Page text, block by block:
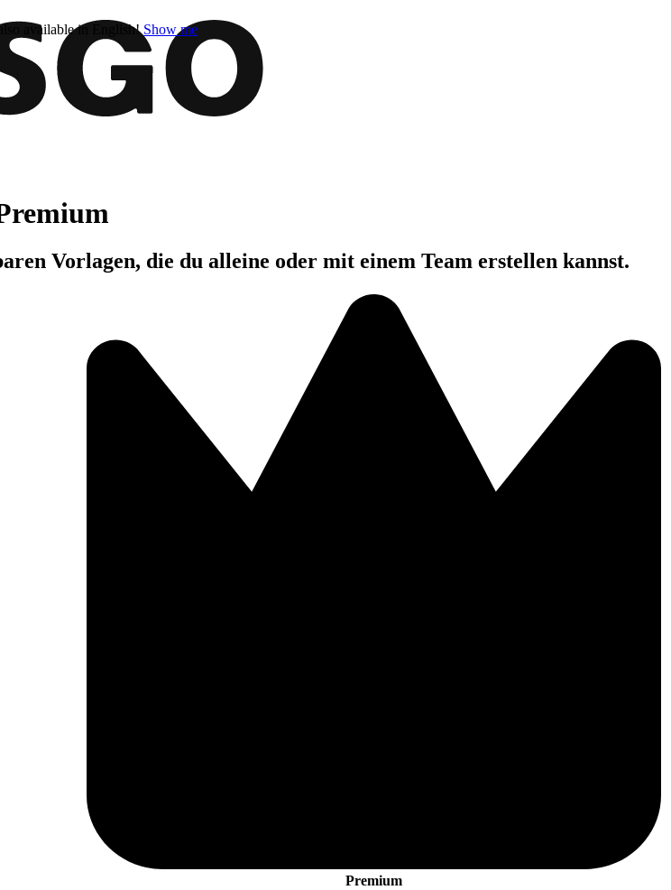
available in English! Show me
Vorlagen, die du alleine oder mit einem Team erstellen kannst.
Premium